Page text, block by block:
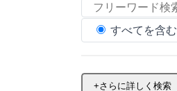
すべてを含む
+さらに詳しく検索